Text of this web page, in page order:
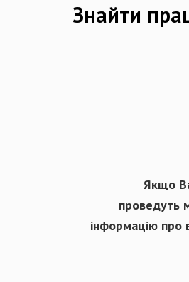
Знайти
Якщо
проведуть
інформацію про